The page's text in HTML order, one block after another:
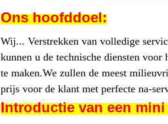
Ons hoofddoel:
Wij... Verstrekken van volledige
kunnen u de technische diensten voor
te maken.We zullen de meest
prijs voor de klant met perfecte na-
Introductie van een